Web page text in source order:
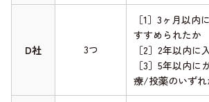
D社 3つ
［1］3ヶ月以
すすめられたか
［2］2年以内
［3］5年以内
療/投薬のいずれ